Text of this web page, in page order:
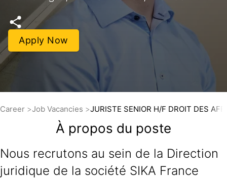
Apply Now
Career Job Vacancies JURISTE SENIOR H/F DROIT DES
À propos du poste
Nous recrutons au sein de la Direction
juridique de la société SIKA France